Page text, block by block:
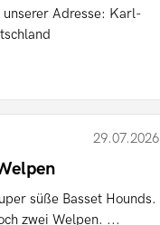
unserer Adresse: Karl-
29.07.2026
süße Basset Hounds.
zwei Welpen. ...